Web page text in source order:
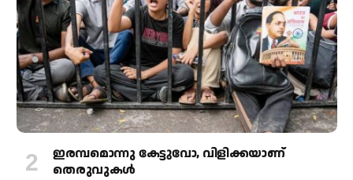
ഇരമ്പമൊന്നു കേട്ടുവോ, വിളിക്കയാണ്
തെരുവുകള്‍